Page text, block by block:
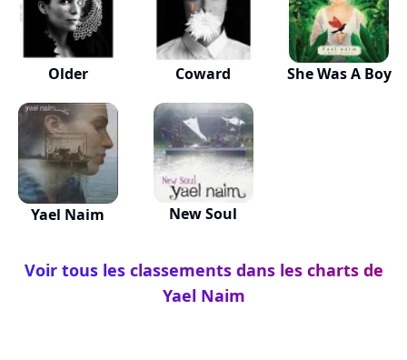
Older Coward She Was A Boy
Yael Naim New Soul
Voir tous les classements dans les charts de
Yael Naim